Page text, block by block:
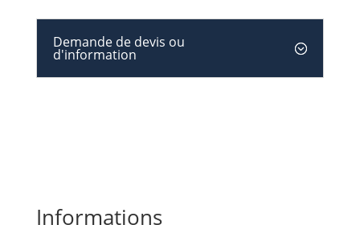
Demande de devis ou
d'information
Informations